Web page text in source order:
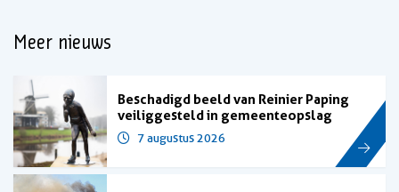
Meer nieuws
Beschadigd beeld van Reinier Paping
veiliggesteld in gemeenteopslag
7 augustus 2026